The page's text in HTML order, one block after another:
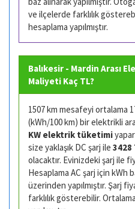
ve ilçelerde farklılık
hesaplama yapılmıştır.
Balıkesir - Mardin Arası
Maliyeti Kaç TL?
1507 km mesafeyi ortalama
(kWh/100 km) bir elektrikli
KW elektrik tüketimi
size yaklaşık DC şarj ile 3428
olacaktır. Evinizdeki şarj ile
Hesaplama AC şarj için kWh
üzerinden yapılmıştır. Şarj
farklılık gösterebilir.